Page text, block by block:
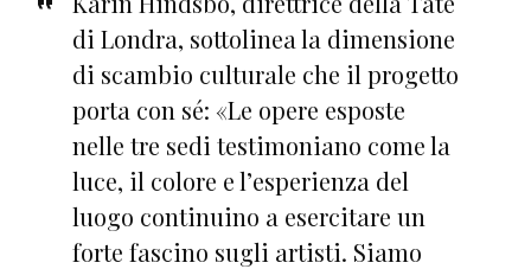
di Londra, sottolinea la dimensione
di scambio culturale che il progetto
porta con sé: «Le opere esposte
nelle tre sedi testimoniano come la
luce, il colore e l’esperienza del
luogo continuino a esercitare un
forte fascino sugli artisti. Siamo